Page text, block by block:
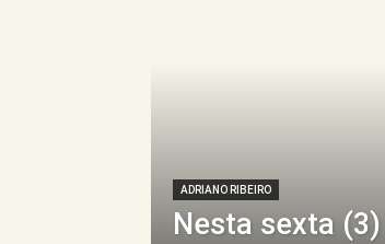
ADRIANO RIBEIRO
Nesta sexta